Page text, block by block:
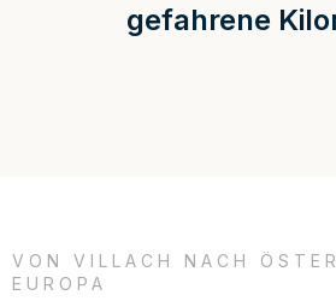
gefahrene
VON VILLACH NACH
EUROPA